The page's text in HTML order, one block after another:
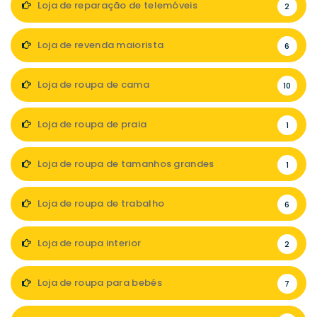
Loja de reparação de telemóveis 2
Loja de revenda maiorista 6
Loja de roupa de cama 10
Loja de roupa de praia 1
Loja de roupa de tamanhos grandes 1
Loja de roupa de trabalho 6
Loja de roupa interior 2
Loja de roupa para bebés 7